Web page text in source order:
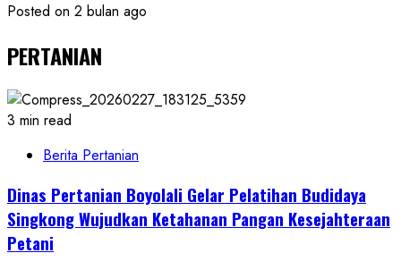
Posted on 2 bulan ago
PERTANIAN
3 min read
Berita Pertanian
Dinas Pertanian Boyolali Gelar Pelatihan Budidaya
Singkong Wujudkan Ketahanan Pangan Kesejahteraan
Petani